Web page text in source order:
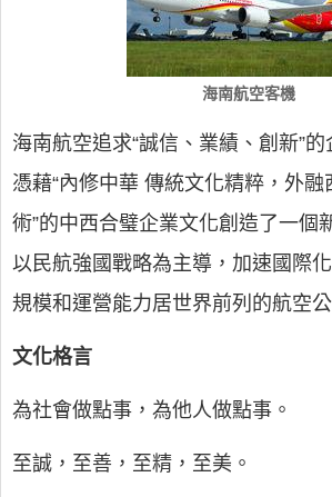
海南航空客機
海南航空追求“誠信、業績、創新”的
憑藉“內修中華 傳統文化精粹，外融
術”的中西合璧企業文化創造了一個
以民航強國戰略為主導，加速國際
規模和運營能力居世界前列的航空公
文化格言
為社會做點事，為他人做點事。
至誠，至善，至精，至美。